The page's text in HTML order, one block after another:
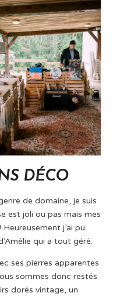
DÉCO
de domaine, je suis
est joli ou pas mais mes
j’ai pu
qui a tout géré.
ses pierres apparentes
sommes donc restés
dorés vintage, un